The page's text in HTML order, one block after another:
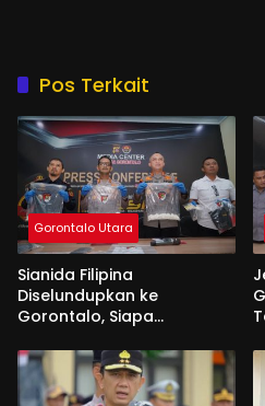
Pos Terkait
Gorontalo Utara
Sianida Filipina
Diselundupkan ke
Gorontalo, Siapa